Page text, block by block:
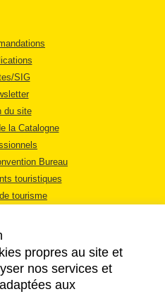
SIG
du site
la Catalogne
Bureau
touristiques
tourisme
propres au site et
nos services et
aux